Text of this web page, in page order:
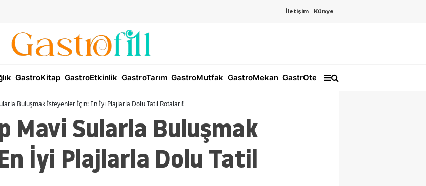
İletişim Künye
GastroKitap GastroEtkinlik GastroTarım GastroMutfak GastroMekan GastrOtel
Buluşmak İsteyenler İçin: En İyi Plajlarla Dolu Tatil Rotaları!
Mavi Sularla Buluşmak
İyi Plajlarla Dolu Tatil